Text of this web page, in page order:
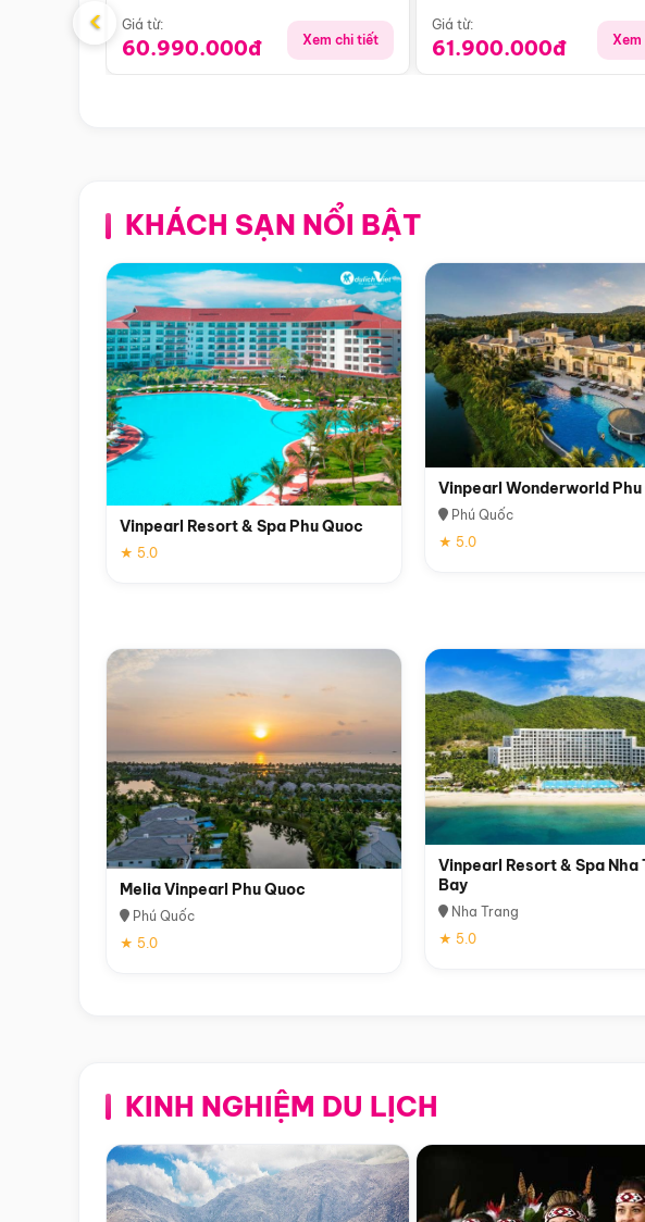
Giá từ:
60.990.000đ Xem chi tiết
Giá từ:
61.900.000đ
‹
KHÁCH SẠN NỔI BẬT
Vinpearl Resort & Spa Phu Quoc
★ 5.0
Vinpearl Wonderworld Phu
Phú Quốc
★ 5.0
Melia Vinpearl Phu Quoc
Phú Quốc
★ 5.0
Vinpearl Resort & Spa Nha
Bay
Nha Trang
★ 5.0
KINH NGHIỆM DU LỊCH